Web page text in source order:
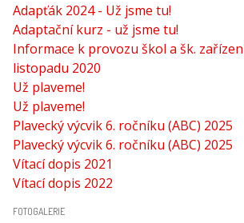
Adapťák 2024 - Už jsme tu!
Adaptační kurz - už jsme tu!
Informace k provozu škol a šk.
listopadu 2020
Už plaveme!
Už plaveme!
Plavecký výcvik 6. ročníku (ABC) 2025
Plavecký výcvik 6. ročníku (ABC) 2025
Vítací dopis 2021
Vítací dopis 2022
FOTOGALERIE